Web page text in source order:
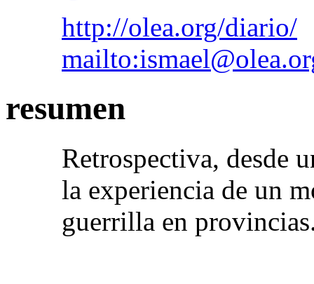
http://olea.org/diario/
resumen
Retrospectiva, desde
la experiencia de un
guerrilla en